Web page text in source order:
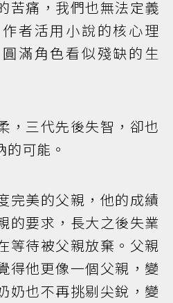
苦痛，我們也無法定義
者活用小說的核心理
滿角色看似殘缺的生
，三代先後失智，卻也
可能。
完美的父親，他的成績
的要求，長大之後失業
等待被父親放棄。父親
得他更像一個父親，變
奶也不再挑剔尖銳，變